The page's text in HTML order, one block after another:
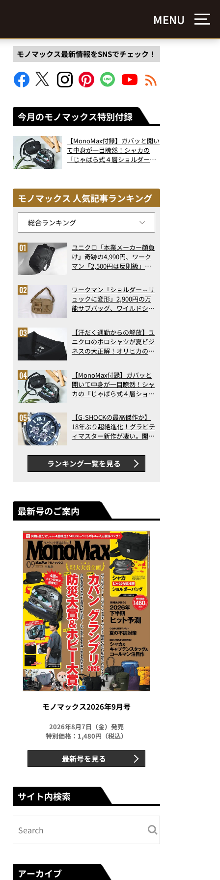
MENU
モノマックス最新情報をSNSでチェック！
今月のモノマックス特別付録
【MonoMax付録】ガバッと開い
て中身が一目瞭然！シャカの
「じゃばら式４層ショルダーバ
モノマックス 人気記事ランキング
ユニクロ「本業メーカー顔負
け」奇跡の4,990円、ワーク
マン「2,500円は反則級」凄
ト3】（2026年6月版）
ワークマン「ショルダー⇔リ
ュックに変形」2,900円の万
能サブバッグ、ワイルドシン
記事ランキングベスト3】
（2026年6月版）
【汗だく通勤からの解放】ユ
ニクロのポロシャツが夏ビジ
ネスの大正解！オリヒカの透
アの実力
【MonoMax付録】ガバッと
開いて中身が一目瞭然！シャ
カの「じゃばら式４層ショル
った！
【G-SHOCKの最高傑作か】
18年ぶり超絶進化！グラビテ
ィマスター新作が凄い。開発
新ムーブメントの衝撃
ランキング一覧を見る
最新号のご案内
モノマックス2026年9月号
2026年8月7日（金）発売
特別価格：1,480円（税込）
最新号を見る
サイト内検索
アーカイブ